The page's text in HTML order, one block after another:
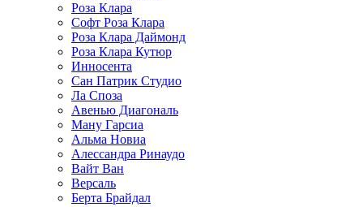
Роза Клара
Софт Роза Клара
Роза Клара Даймонд
Роза Клара Кутюр
Инносента
Сан Патрик Студио
Ла Споза
Авенью Диагональ
Ману Гарсиа
Альма Новиа
Алессандра Ринаудо
Вайт Ван
Версаль
Берта Брайдал